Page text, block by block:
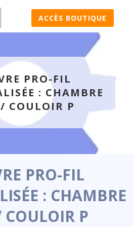
ACCÈS BOUTIQUE
PRO-FIL
: CHAMBRE
COULOIR P
PRO-FIL
: CHAMBRE
P